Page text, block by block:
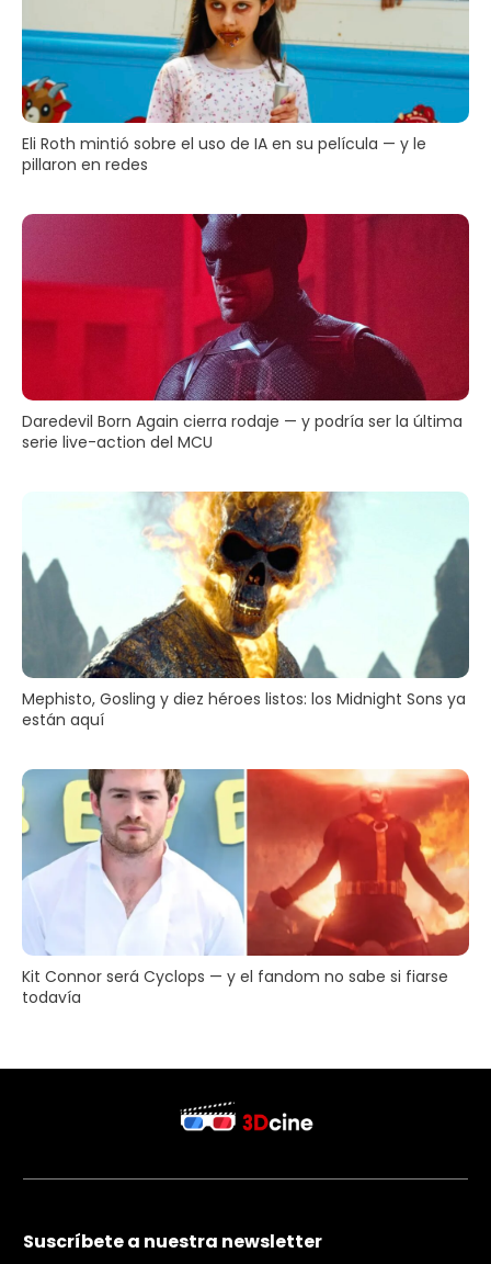
Eli Roth mintió sobre el uso de IA en su película — y le
pillaron en redes
Daredevil Born Again cierra rodaje — y podría ser la última
serie live-action del MCU
Mephisto, Gosling y diez héroes listos: los Midnight Sons ya
están aquí
Kit Connor será Cyclops — y el fandom no sabe si fiarse
todavía
Suscríbete a nuestra newsletter